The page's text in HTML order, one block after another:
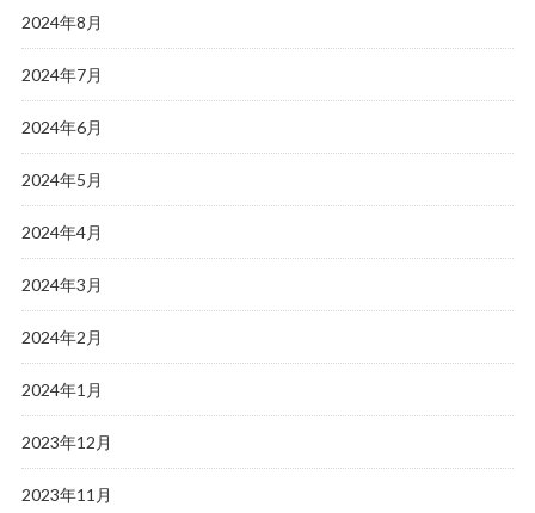
2024年8月
2024年7月
2024年6月
2024年5月
2024年4月
2024年3月
2024年2月
2024年1月
2023年12月
2023年11月